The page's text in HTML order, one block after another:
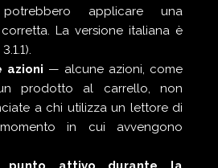
applicare una
La versione italiana è
azioni — alcune azioni, come
prodotto al carrello, non
a chi utilizza un lettore di
in cui avvengono